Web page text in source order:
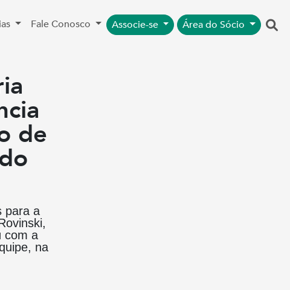
Fale Conosco Associe-se Área do Sócio
de
para a
com a
na